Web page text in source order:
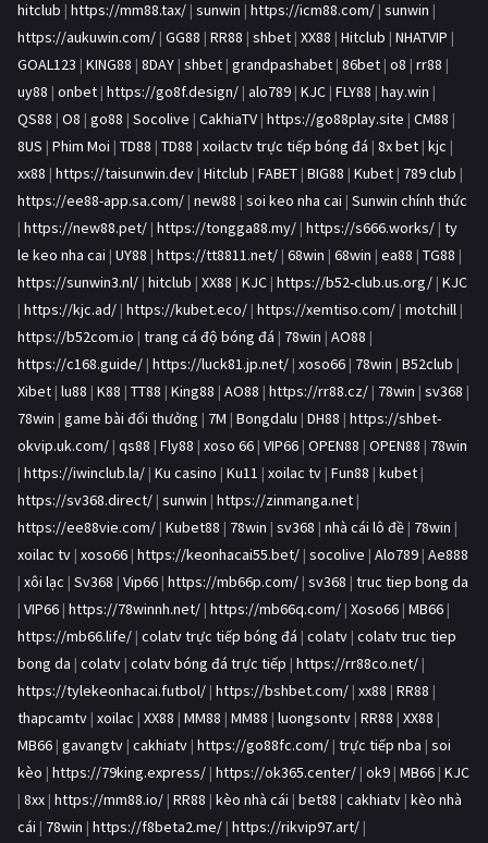
hitclub | https://mm88.tax/ | sunwin | https://icm88.com/ | sunwin |
https://aukuwin.com/ | GG88 | RR88 | shbet | XX88 | Hitclub | NHATVIP |
GOAL123 | KING88 | 8DAY | shbet | grandpashabet | 86bet | o8 | rr88 |
uy88 | onbet | https://go8f.design/ | alo789 | KJC | FLY88 | hay.win |
QS88 | O8 | go88 | Socolive | CakhiaTV | https://go88play.site | CM88 |
8US | Phim Moi | TD88 | TD88 | xoilactv trực tiếp bóng đá | 8x bet | kjc |
xx88 | https://taisunwin.dev | Hitclub | FABET | BIG88 | Kubet | 789 club |
https://ee88-app.sa.com/ | new88 | soi keo nha cai | Sunwin chính thức
| https://new88.pet/ | https://tongga88.my/ | https://s666.works/ | ty
le keo nha cai | UY88 | https://tt8811.net/ | 68win | 68win | ea88 | TG88 |
https://sunwin3.nl/ | hitclub | XX88 | KJC | https://b52-club.us.org/ | KJC
| https://kjc.ad/ | https://kubet.eco/ | https://xemtiso.com/ | motchill |
https://b52com.io | trang cá độ bóng đá | 78win | AO88 |
https://c168.guide/ | https://luck81.jp.net/ | xoso66 | 78win | B52club |
Xibet | lu88 | K88 | TT88 | King88 | AO88 | https://rr88.cz/ | 78win | sv368 |
78win | game bài đổi thưởng | 7M | Bongdalu | DH88 | https://shbet-
okvip.uk.com/ | qs88 | Fly88 | xoso 66 | VIP66 | OPEN88 | OPEN88 | 78win
| https://iwinclub.la/ | Ku casino | Ku11 | xoilac tv | Fun88 | kubet |
https://sv368.direct/ | sunwin | https://zinmanga.net |
https://ee88vie.com/ | Kubet88 | 78win | sv368 | nhà cái lô đề | 78win |
xoilac tv | xoso66 | https://keonhacai55.bet/ | socolive | Alo789 | Ae888
| xôi lạc | Sv368 | Vip66 | https://mb66p.com/ | sv368 | truc tiep bong da
| VIP66 | https://78winnh.net/ | https://mb66q.com/ | Xoso66 | MB66 |
https://mb66.life/ | colatv trực tiếp bóng đá | colatv | colatv truc tiep
bong da | colatv | colatv bóng đá trực tiếp | https://rr88co.net/ |
https://tylekeonhacai.futbol/ | https://bshbet.com/ | xx88 | RR88 |
thapcamtv | xoilac | XX88 | MM88 | MM88 | luongsontv | RR88 | XX88 |
MB66 | gavangtv | cakhiatv | https://go88fc.com/ | trực tiếp nba | soi
kèo | https://79king.express/ | https://ok365.center/ | ok9 | MB66 | KJC
| 8xx | https://mm88.io/ | RR88 | kèo nhà cái | bet88 | cakhiatv | kèo nhà
cái | 78win | https://f8beta2.me/ | https://rikvip97.art/ |